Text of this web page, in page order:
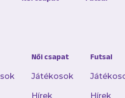
Női csapat
Játékosok
Hírek
Futsal
Hírek